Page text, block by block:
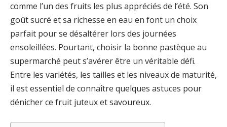
comme l’un des fruits les plus appréciés de l’été. Son
goût sucré et sa richesse en eau en font un choix
parfait pour se désaltérer lors des journées
ensoleillées. Pourtant, choisir la bonne pastèque au
supermarché peut s’avérer être un véritable défi.
Entre les variétés, les tailles et les niveaux de maturité,
il est essentiel de connaître quelques astuces pour
dénicher ce fruit juteux et savoureux.